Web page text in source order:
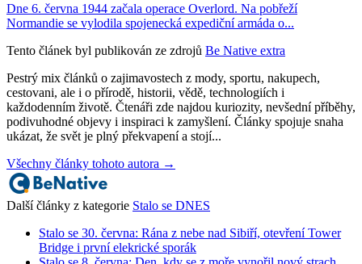
Dne 6. června 1944 začala operace Overlord. Na pobřeží
Normandie se vylodila spojenecká expediční armáda o...
Tento článek byl publikován ze zdrojů Be Native extra
Pestrý mix článků o zajimavostech z mody, sportu, nakupech,
cestovani, ale i o přírodě, historii, vědě, technologiích i
každodenním životě. Čtenáři zde najdou kuriozity, nevšední příběhy,
podivuhodné objevy i inspiraci k zamyšlení. Články spojuje snaha
ukázat, že svět je plný překvapení a stojí...
Všechny články tohoto autora →
Další články z kategorie Stalo se DNES
Stalo se 30. června: Rána z nebe nad Sibiří, otevření Tower
Bridge i první elekrické sporák